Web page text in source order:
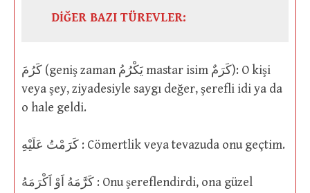
DİĞER BAZI TÜREVLER:
كَرُمَ (geniş zaman يَكْرُمُ mastar isim كَرَمٌ): O kişi
veya şey, ziyadesiyle saygı değer, şerefli idi ya da
o hale geldi.
كَرَمْتُ عَلَيْهِ : Cömertlik veya tevazuda onu geçtim.
كَرَّمَهُ اَوْ اَكْرَمَهُ : Onu şereflendirdi, ona güzel